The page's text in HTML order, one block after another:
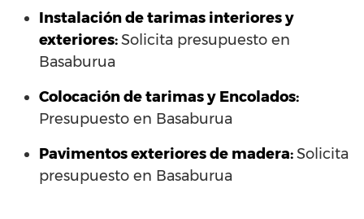
Instalación de tarimas interiores y
exteriores:Solicita presupuesto en
Basaburua
Colocación de tarimas y Encolados:
Presupuesto en Basaburua
Pavimentos exteriores de madera:Solicita
presupuesto en Basaburua